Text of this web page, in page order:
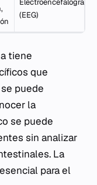
(EEG)
tiene
que
puede
la
se puede
sin analizar
La
para el